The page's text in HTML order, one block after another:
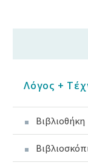
Λόγος +
Βιβλιοθήκη